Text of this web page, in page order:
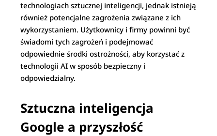
technologiach sztucznej inteligencji, jednak istnieją
również potencjalne zagrożenia związane z ich
wykorzystaniem. Użytkownicy i firmy powinni być
świadomi tych zagrożeń i podejmować
odpowiednie środki ostrożności, aby korzystać z
technologii AI w sposób bezpieczny i
odpowiedzialny.
Sztuczna inteligencja
Google a przyszłość